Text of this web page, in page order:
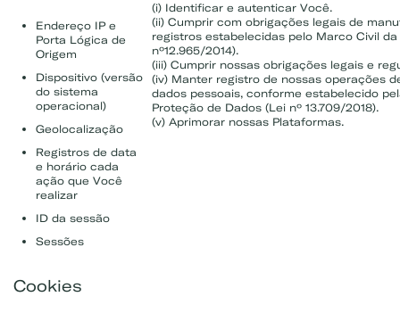
Endereço IP e
Porta Lógica de
Origem
Dispositivo (versão
do sistema
operacional)
Geolocalização
Registros de data
e horário cada
ação que Você
realizar
ID da sessão
Sessões
(i) Identificar e autenticar Você.
(ii) Cumprir com obrigações legais de
registros estabelecidas pelo Marco Civil
nº12.965/2014).
(iii) Cumprir nossas obrigações legais e
(iv) Manter registro de nossas operações
dados pessoais, conforme estabelecido
Proteção de Dados (Lei nº 13.709/2018).
(v) Aprimorar nossas Plataformas.
Cookies